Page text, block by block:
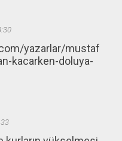
yazarlar/mustaf
kacarken-doluya-